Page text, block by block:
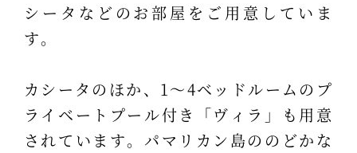
シータなどのお部屋をご用意していま
す。
カシータのほか、1～4ベッドルームのプ
ライベートプール付き「ヴィラ」も用意
されています。パマリカン島ののどかな